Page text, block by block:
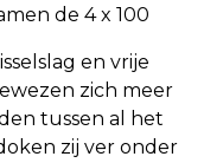
de 4 x 100
en vrije
zich meer
tussen al het
zij ver onder